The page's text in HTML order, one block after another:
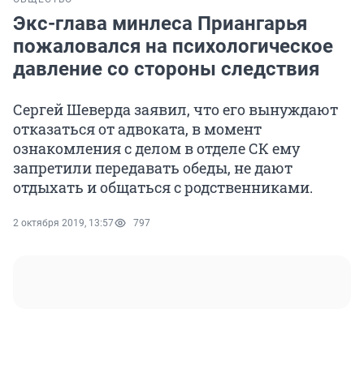
Экс-глава минлеса Приангарья
пожаловался на психологическое
давление со стороны следствия
Сергей Шеверда заявил, что его вынуждают
отказаться от адвоката, в момент
ознакомления с делом в отделе СК ему
запретили передавать обеды, не дают
отдыхать и общаться с родственниками.
2 октября 2019, 13:57 797